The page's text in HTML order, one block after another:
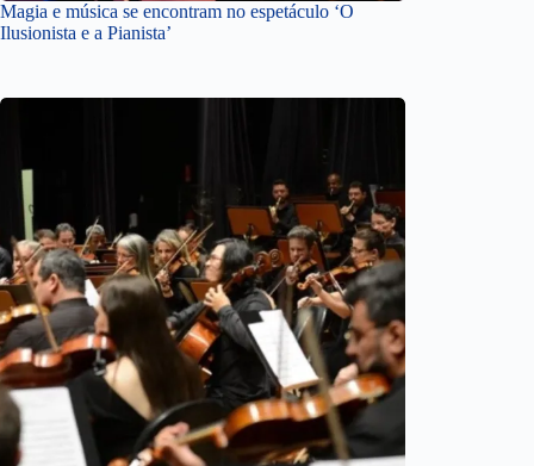
Magia e música se encontram no espetáculo ‘O
Ilusionista e a Pianista’